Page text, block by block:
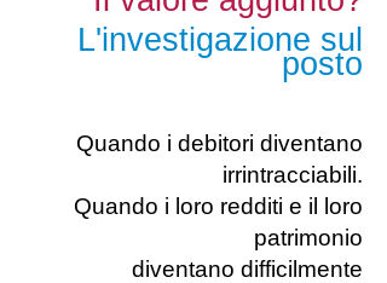
L'investigazione sul
posto
Quando i debitori diventano
irrintracciabili.
Quando i loro redditi e il loro
patrimonio
diventano difficilmente